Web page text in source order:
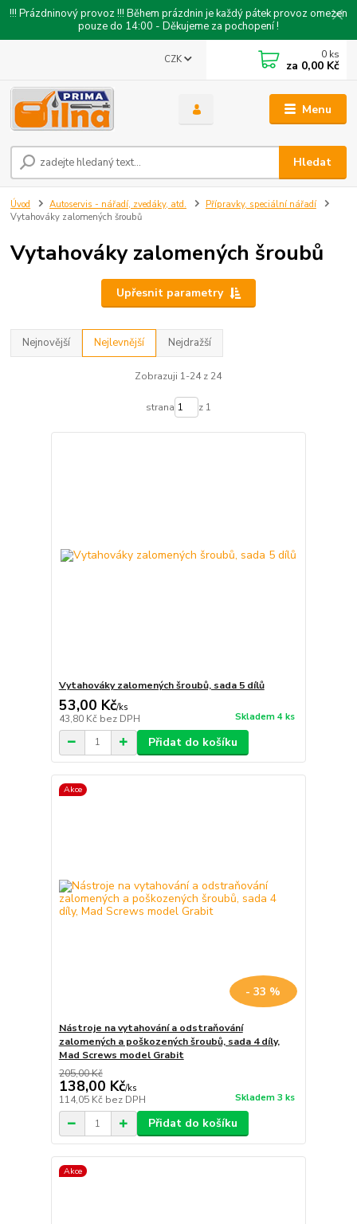
!!! Prázdninový provoz !!! Během prázdnin je každý pátek provoz omezen
pouze do 14:00 - Děkujeme za pochopení !
Menu
CZK
Hledat
0 ks
za 0,00 Kč
Úvod Autoservis - nářadí, zvedáky, atd.
Přípravky, speciální nářadí
Vytahováky zalomených šroubů
Vytahováky zalomených šroubů
Upřesnit parametry
Nejnovější Nejlevnější Nejdražší
Zobrazuji 1-24 z 24
strana z 1
Vytahováky zalomených šroubů, sada 5 dílů
53,00 Kč/ks
43,80 Kč bez DPH Skladem 4 ks
Přidat do košíku
Akce
- 33 %
Nástroje na vytahování a odstraňování
zalomených a poškozených šroubů, sada 4 díly,
Mad Screws model Grabit
205,00 Kč
138,00 Kč/ks
114,05 Kč bez DPH Skladem 3 ks
Přidat do košíku
Akce